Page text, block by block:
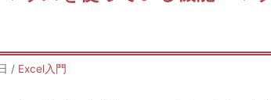
/ Excel入門